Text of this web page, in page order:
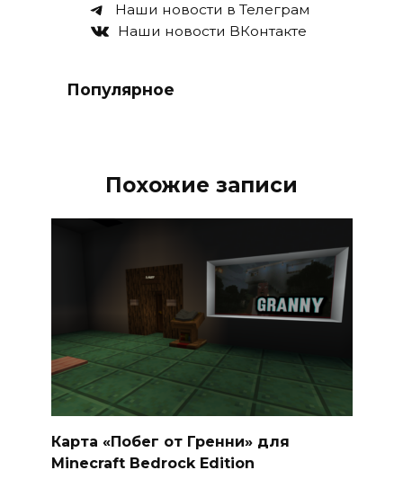
Наши новости в Телеграм
Наши новости ВКонтакте
Популярное
Похожие записи
Карта «Побег от Гренни» для
Minecraft Bedrock Edition